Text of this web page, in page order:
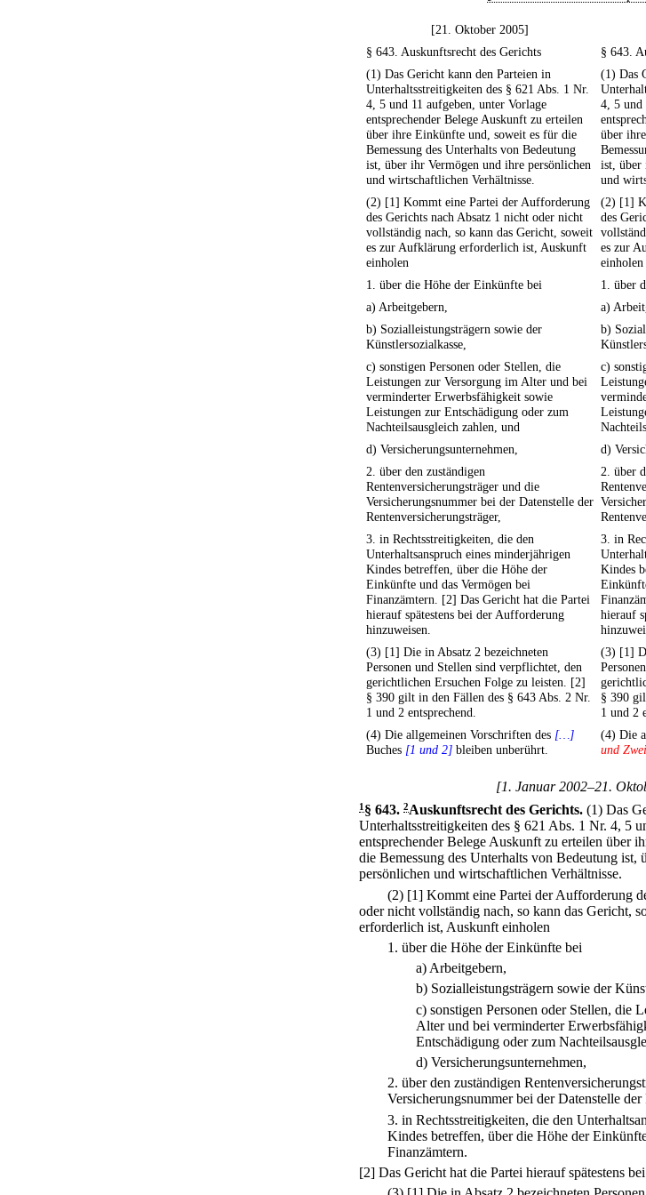
[21. Oktober 2005]
§ 643. Auskunftsrecht des Gerichts
§ 643.
(1) Das Gericht kann den Parteien in
Unterhaltsstreitigkeiten des § 621 Abs. 1 Nr.
4, 5 und 11 aufgeben, unter Vorlage
entsprechender Belege Auskunft zu erteilen
über ihre Einkünfte und, soweit es für die
Bemessung des Unterhalts von Bedeutung
ist, über ihr Vermögen und ihre persönlichen
und wirtschaftlichen Verhältnisse.
(1) Das
4, 5 und
über
ist, über
und
(2) [1] Kommt eine Partei der Aufforderung
des Gerichts nach Absatz 1 nicht oder nicht
vollständig nach, so kann das Gericht, soweit
es zur Aufklärung erforderlich ist, Auskunft
einholen
(2) [1]
des
es zur
einholen
1. über die Höhe der Einkünfte bei
1. über
a) Arbeitgebern,
a)
b) Sozialleistungsträgern sowie der
Künstlersozialkasse,
b)
c) sonstigen Personen oder Stellen, die
Leistungen zur Versorgung im Alter und bei
verminderter Erwerbsfähigkeit sowie
Leistungen zur Entschädigung oder zum
Nachteilsausgleich zahlen, und
c)
d) Versicherungsunternehmen,
d)
2. über den zuständigen
Rentenversicherungsträger und die
Versicherungsnummer bei der Datenstelle der
Rentenversicherungsträger,
2. über
3. in Rechtsstreitigkeiten, die den
Unterhaltsanspruch eines minderjährigen
Kindes betreffen, über die Höhe der
Einkünfte und das Vermögen bei
Finanzämtern. [2] Das Gericht hat die Partei
hierauf spätestens bei der Aufforderung
hinzuweisen.
3. in
Kindes
hierauf
(3) [1] Die in Absatz 2 bezeichneten
Personen und Stellen sind verpflichtet, den
gerichtlichen Ersuchen Folge zu leisten. [2]
§ 390 gilt in den Fällen des § 643 Abs. 2 Nr.
1 und 2 entsprechend.
(3) [1]
§ 390
1 und 2
(4) Die allgemeinen Vorschriften des […]
Buches [1 und 2] bleiben unberührt.
(4) Die
und
[1. Januar 2002–21.
1§ 643. 2Auskunftsrecht des Gerichts. (1) Das
Unterhaltsstreitigkeiten des § 621 Abs. 1 Nr. 4, 5
entsprechender Belege Auskunft zu erteilen über
die Bemessung des Unterhalts von Bedeutung ist,
persönlichen und wirtschaftlichen Verhältnisse.
(2) [1] Kommt eine Partei der Aufforderung
oder nicht vollständig nach, so kann das Gericht,
erforderlich ist, Auskunft einholen
1. über die Höhe der Einkünfte bei
a) Arbeitgebern,
b) Sozialleistungsträgern sowie der
c) sonstigen Personen oder Stellen, die
Alter und bei verminderter
Entschädigung oder zum
d) Versicherungsunternehmen,
2. über den zuständigen
Versicherungsnummer bei der Datenstelle der
3. in Rechtsstreitigkeiten, die den
Kindes betreffen, über die Höhe der
Finanzämtern.
[2] Das Gericht hat die Partei hierauf spätestens